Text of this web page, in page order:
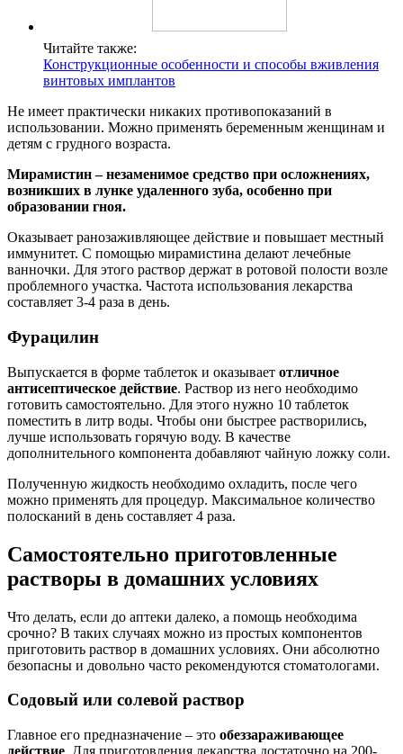
Читайте также:
Конструкционные особенности и способы вживления
винтовых имплантов
Не имеет практически никаких противопоказаний в
использовании. Можно применять беременным женщинам и
детям с грудного возраста.
Мирамистин – незаменимое средство при осложнениях,
возникших в лунке удаленного зуба, особенно при
образовании гноя.
Оказывает ранозаживляющее действие и повышает местный
иммунитет. С помощью мирамистина делают лечебные
ванночки. Для этого раствор держат в ротовой полости возле
проблемного участка. Частота использования лекарства
составляет 3-4 раза в день.
Фурацилин
Выпускается в форме таблеток и оказывает отличное
антисептическое действие. Раствор из него необходимо
готовить самостоятельно. Для этого нужно 10 таблеток
поместить в литр воды. Чтобы они быстрее растворились,
лучше использовать горячую воду. В качестве
дополнительного компонента добавляют чайную ложку соли.
Полученную жидкость необходимо охладить, после чего
можно применять для процедур. Максимальное количество
полосканий в день составляет 4 раза.
Самостоятельно приготовленные
растворы в домашних условиях
Что делать, если до аптеки далеко, а помощь необходима
срочно? В таких случаях можно из простых компонентов
приготовить раствор в домашних условиях. Они абсолютно
безопасны и довольно часто рекомендуются стоматологами.
Содовый или солевой раствор
Главное его предназначение – это обеззараживающее
действие . Для приготовления лекарства достаточно на 200-